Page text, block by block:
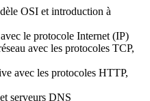
OSI et introduction à
le protocole Internet (IP)
avec les protocoles TCP,
avec les protocoles HTTP,
serveurs DNS